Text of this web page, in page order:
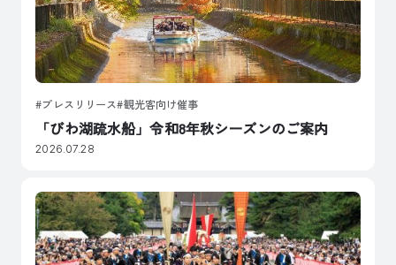
プレスリリース 観光客向け催事
「びわ湖疏水船」令和8年秋シーズンのご案内
2026.07.28